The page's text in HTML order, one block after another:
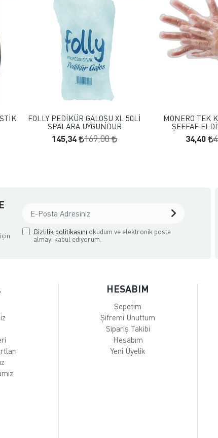
FAVORILERE EKLE
FOLLY PEDİKÜR GALOŞU XL 50Lİ
SPALARA UYGUNDUR
145,34 169,00
MONERO TEK
ŞEFFAF
34,40
Gizlilik politikasını okudum ve elektronik posta
almayı kabul ediyorum.
HESABIM
Sepetim
Şifremi Unuttum
Sipariş Takibi
Hesabım
Yeni Üyelik